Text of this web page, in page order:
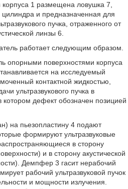
1 размещена ловушка 7,
и предназначенная для
пучка, отраженного от
линзы 6.
работает следующим образом.
опорными поверхностями корпуса
на исследуемый
контактной жидкостью,
ультразвукового пучка в
дефект обозначен позицией
на пьезопластину 4 подают
формируют ультразвуковые
в сторону
и в сторону акустической
Демпфер 3 гасит нерабочий
рабочий ультразвуковой пучок
и мощности излучения.